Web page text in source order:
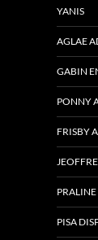
YANIS
AGLAE
GABIN
PONNY
FRISBY
PRALINE
PISA